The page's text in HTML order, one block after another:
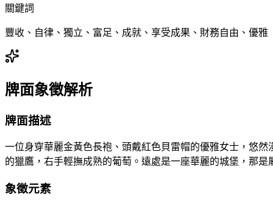
關鍵詞
豐收、自律、獨立、富足、成就、享受成果、財務自由、優雅
牌面象徵解析
牌面描述
一位身穿華麗金黃色長袍、頭戴紅色貝雷帽的優雅女士，悠
的獵鷹，右手輕撫成熟的葡萄。遠處是一座華麗的城堡，那
象徵元素